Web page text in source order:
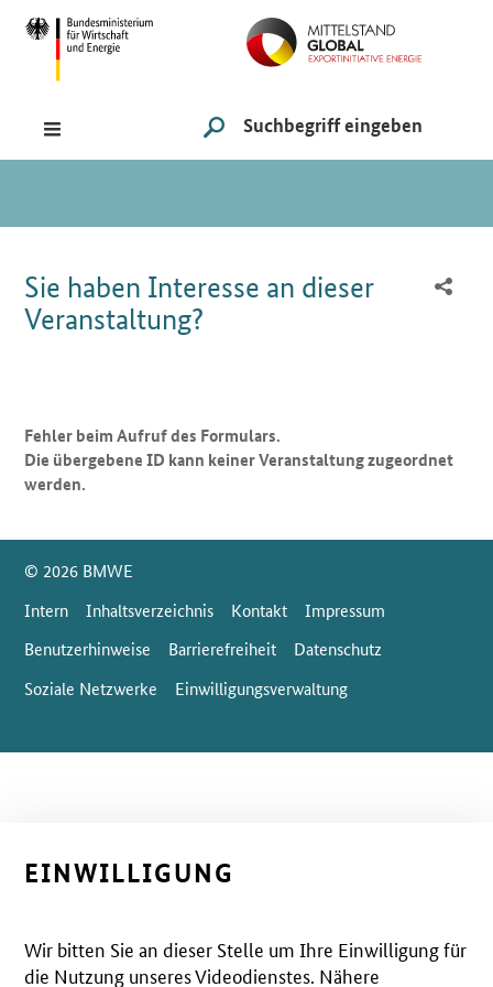
Suche
SUCHE STARTEN
Sie haben Interesse an dieser
Veranstaltung?
Fehler beim Aufruf des Formulars.
Die übergebene ID kann keiner Veranstaltung zugeordnet
werden.
SrOnlyServicemenü
© 2026 BMWE
Intern
Inhaltsverzeichnis Kontakt
Impressum
Benutzerhinweise
Barrierefreiheit
Datenschutz
Soziale Netzwerke
Einwilligungsverwaltung
EINWILLIGUNG
Wir bitten Sie an dieser Stelle um Ihre Einwilligung für
die Nutzung unseres Videodienstes. Nähere